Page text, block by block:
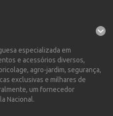
especializada em
e acessórios diversos,
agro-jardim, segurança,
exclusivas e milhares de
um fornecedor
Nacional.